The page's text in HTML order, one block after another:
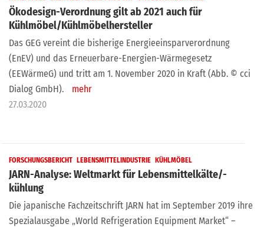
Ökodesign-Verordnung gilt ab 2021 auch für
Kühlmöbel/Kühlmöbelhersteller
Das GEG vereint die bisherige Energieeinsparverordnung
(EnEV) und das Erneuerbare-Energien-Wärmegesetz
(EEWärmeG) und tritt am 1. November 2020 in Kraft (Abb. © cci
Dialog GmbH).
mehr
27.03.2020
FORSCHUNGSBERICHT LEBENSMITTELINDUSTRIE KÜHLMÖBEL
JARN-Analyse: Weltmarkt für Lebensmittelkälte/-
kühlung
Die japanische Fachzeitschrift JARN hat im September 2019 ihre
Spezialausgabe „World Refrigeration Equipment Market“ –